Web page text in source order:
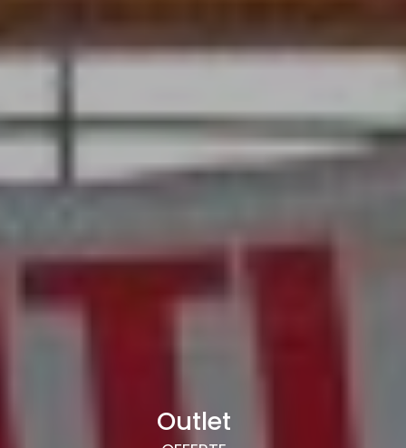
Outlet